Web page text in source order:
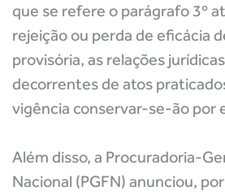
que se refere o parágrafo 3º
rejeição ou perda de eficácia
provisória, as relações
decorrentes de atos
vigência conservar-se-ão por
Além disso, a Procuradoria-
Nacional (PGFN) anunciou,